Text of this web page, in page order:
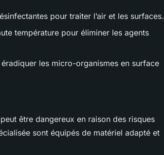
pour traiter l’air et les surfaces.
température pour éliminer les agents
les micro-organismes en surface
être dangereux en raison des risques
sont équipés de matériel adapté et